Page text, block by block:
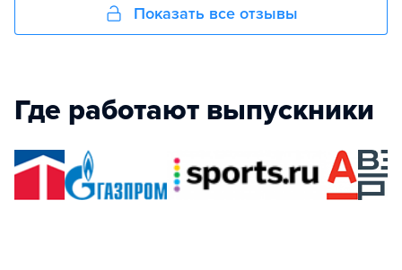
Показать все отзывы
Где работают выпускники